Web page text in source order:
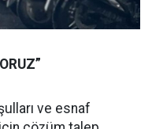
ve esnaf